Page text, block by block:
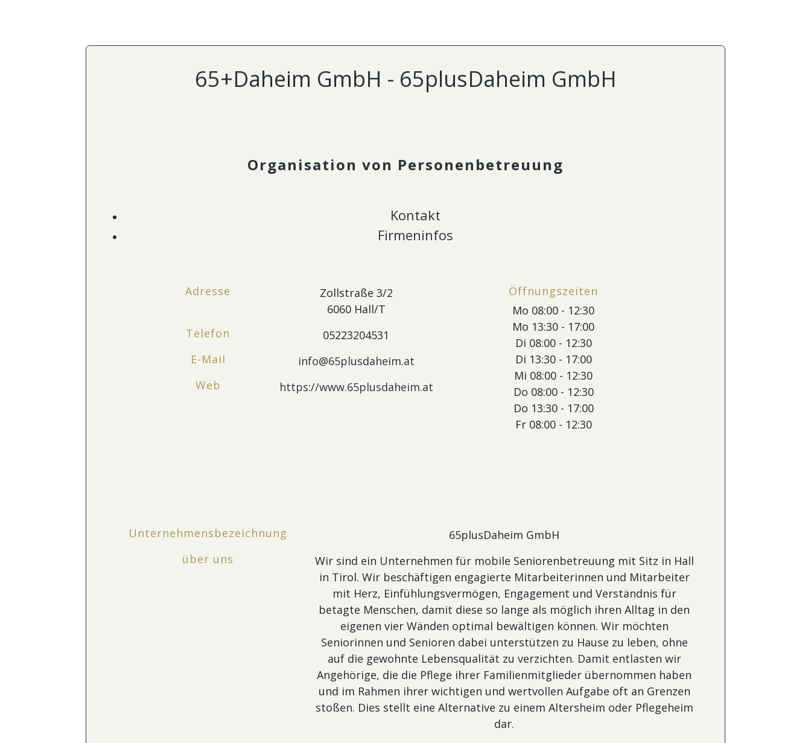
65+Daheim GmbH - 65plusDaheim GmbH
Organisation von Personenbetreuung
Kontakt
Firmeninfos
Adresse
Zollstraße 3/2
6060 Hall/T
Telefon
05223204531
E-Mail
info@65plusdaheim.at
Web
https://www.65plusdaheim.at
Öffnungszeiten
Mo 08:00 - 12:30
Mo 13:30 - 17:00
Di 08:00 - 12:30
Di 13:30 - 17:00
Mi 08:00 - 12:30
Do 08:00 - 12:30
Do 13:30 - 17:00
Fr 08:00 - 12:30
Unternehmensbezeichnung
65plusDaheim GmbH
über uns
Wir sind ein Unternehmen für mobile Seniorenbetreuung mit Sitz in Hall
in Tirol. Wir beschäftigen engagierte Mitarbeiterinnen und Mitarbeiter
mit Herz, Einfühlungsvermögen, Engagement und Verständnis für
betagte Menschen, damit diese so lange als möglich ihren Alltag in den
eigenen vier Wänden optimal bewältigen können. Wir möchten
Seniorinnen und Senioren dabei unterstützen zu Hause zu leben, ohne
auf die gewohnte Lebensqualität zu verzichten. Damit entlasten wir
Angehörige, die die Pflege ihrer Familienmitglieder übernommen haben
und im Rahmen ihrer wichtigen und wertvollen Aufgabe oft an Grenzen
stoßen. Dies stellt eine Alternative zu einem Altersheim oder Pflegeheim
dar.